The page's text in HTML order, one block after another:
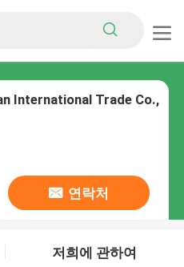
International Trade Co.,
연락처
저희에 관하여